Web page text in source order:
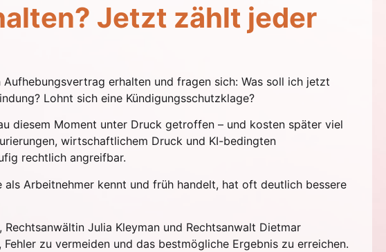
Jetzt zählt jeder
Aufhebungsvertrag erhalten und fragen sich: Was soll ich jetzt
Lohnt sich eine Kündigungsschutzklage?
diesem Moment unter Druck getroffen – und kosten später viel
wirtschaftlichem Druck und KI-bedingten
rechtlich angreifbar.
als Arbeitnehmer kennt und früh handelt, hat oft deutlich bessere
Julia Kleyman und Rechtsanwalt Dietmar
zu vermeiden und das bestmögliche Ergebnis zu erreichen.